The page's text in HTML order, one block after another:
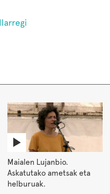
Maialen Lujanbio.
Askatutako ametsak eta
helburuak.